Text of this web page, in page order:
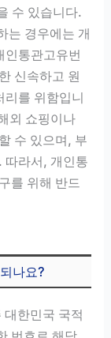
수 있습니다.
는 경우에는 개
인통관고유번
신속하고 원
리를 위함입니
외 쇼핑이나
수 있으며, 부
따라서, 개인통
를 위해 반드
나요?
한민국 국적